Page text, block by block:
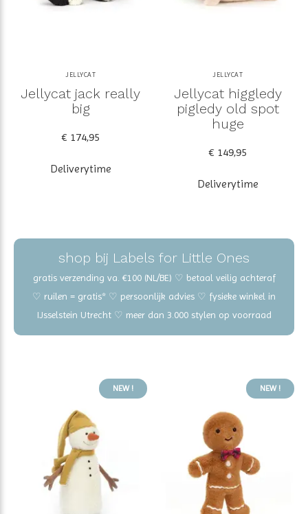
JELLYCAT
Jellycat jack really
big
€ 174,95
Deliverytime
JELLYCAT
Jellycat higgledy
pigledy old spot
huge
€ 149,95
Deliverytime
shop bij Labels for Little Ones
gratis verzending va. €100 (NL/BE) ♡ betaal veilig achteraf
♡ ruilen = gratis* ♡ persoonlijk advies ♡ fysieke winkel in
IJsselstein Utrecht ♡ meer dan 3.000 stylen op voorraad
NEW ! NEW !